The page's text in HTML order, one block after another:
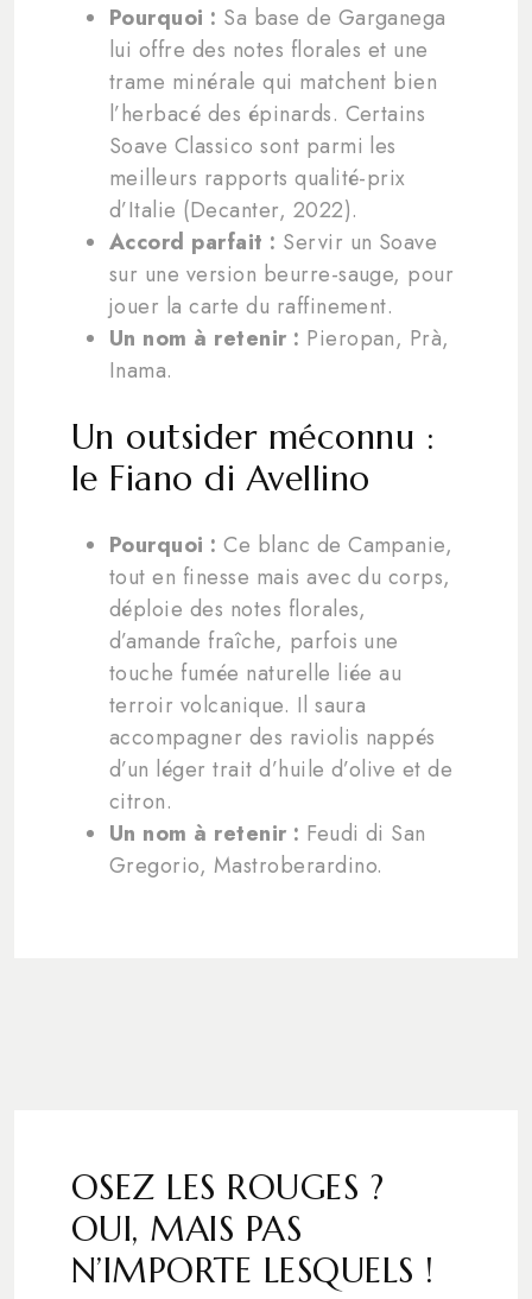
Pourquoi : Sa base de Garganega
lui offre des notes florales et une
trame minérale qui matchent bien
l’herbacé des épinards. Certains
Soave Classico sont parmi les
meilleurs rapports qualité-prix
d’Italie (Decanter, 2022).
Accord parfait : Servir un Soave
sur une version beurre-sauge, pour
jouer la carte du raffinement.
Un nom à retenir : Pieropan, Prà,
Inama.
Un outsider méconnu :
le Fiano di Avellino
Pourquoi : Ce blanc de Campanie,
tout en finesse mais avec du corps,
déploie des notes florales,
d’amande fraîche, parfois une
touche fumée naturelle liée au
terroir volcanique. Il saura
accompagner des raviolis nappés
d’un léger trait d’huile d’olive et de
citron.
Un nom à retenir : Feudi di San
Gregorio, Mastroberardino.
OSEZ LES ROUGES ?
OUI, MAIS PAS
N’IMPORTE LESQUELS !